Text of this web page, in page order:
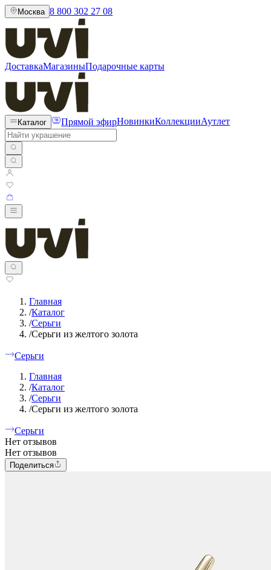
Москва 8 800 302 27 08
ДоставкаМагазиныПодарочные карты
Каталог Прямой эфирНовинкиКоллекцииАутлет
Главная
/Каталог
/Серьги
/Серьги из желтого золота
Серьги
Главная
/Каталог
/Серьги
/Серьги из желтого золота
Серьги
Нет отзывов
Нет отзывов
Поделиться